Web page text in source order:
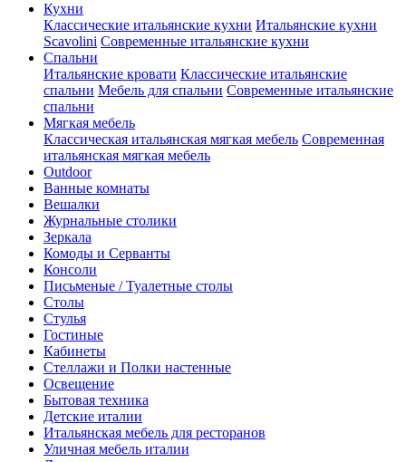
Кухни
Классические итальянские кухни Итальянские кухни
Scavolini Современные итальянские кухни
Спальни
Итальянские кровати Классические итальянские
спальни Мебель для спальни Современные итальянские
спальни
Мягкая мебель
Классическая итальянская мягкая мебель Современная
итальянская мягкая мебель
Outdoor
Ванные комнаты
Вешалки
Журнальные столики
Зеркала
Комоды и Серванты
Консоли
Письменые / Туалетные столы
Столы
Стулья
Гостиные
Кабинеты
Стеллажи и Полки настенные
Освещение
Бытовая техника
Детские италии
Итальянская мебель для ресторанов
Уличная мебель италии